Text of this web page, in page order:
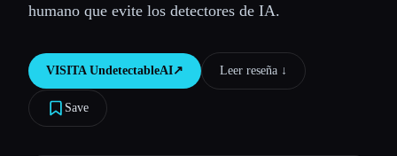
Comparar herramientas
Todas las categorías
humano que evite los detectores de IA.
VISITA UndetectableAI↗︎ Leer reseña ↓︎
Save